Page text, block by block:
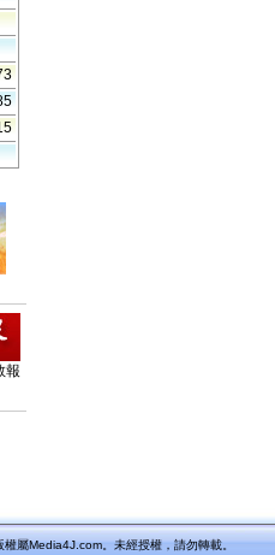
報
權屬Media4J.com。未經授權，請勿轉載。